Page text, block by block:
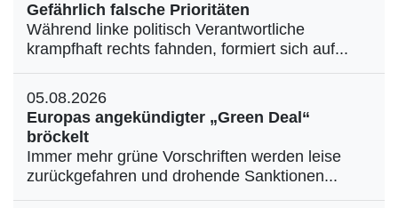
Gefährlich falsche Prioritäten
Während linke politisch Verantwortliche
krampfhaft rechts fahnden, formiert sich auf...
05.08.2026
Europas angekündigter „Green Deal“
bröckelt
Immer mehr grüne Vorschriften werden leise
zurückgefahren und drohende Sanktionen...